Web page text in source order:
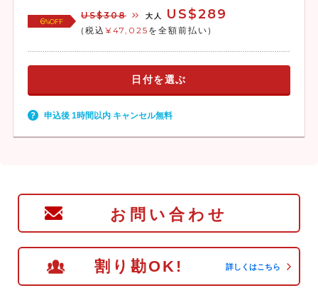
6%OFF
US$308 大人 US$289
(税込 ¥47,025 を全額前払い)
日付を選ぶ
申込後 1時間以内 キャンセル無料
お問い合わせ
割り勘OK! 詳しくはこちら